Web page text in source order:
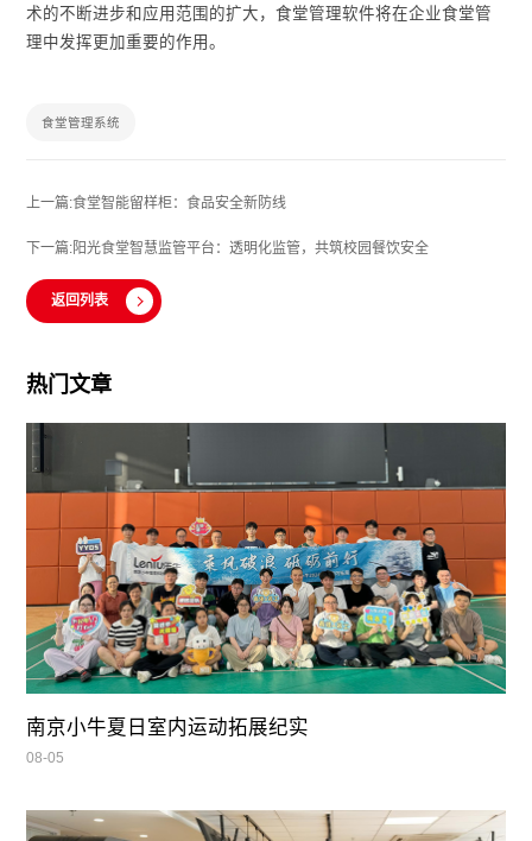
术的不断进步和应用范围的扩大，食堂管理软件将在企业食堂管
理中发挥更加重要的作用。
食堂管理系统
上一篇:食堂智能留样柜：食品安全新防线
下一篇:阳光食堂智慧监管平台：透明化监管，共筑校园餐饮安全
返回列表
热门文章
南京小牛夏日室内运动拓展纪实
08-05